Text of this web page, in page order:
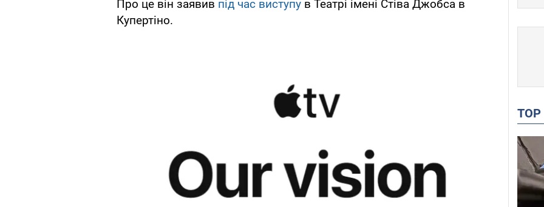
Про це він заявив під час виступу в Театрі імені Стіва Джобса в
Купертіно.